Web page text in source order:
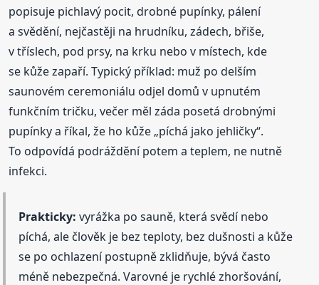
popisuje pichlavý pocit, drobné pupínky, pálení
a svědění, nejčastěji na hrudníku, zádech, břiše,
v tříslech, pod prsy, na krku nebo v místech, kde
se kůže zapaří. Typický příklad: muž po delším
saunovém ceremoniálu odjel domů v upnutém
funkčním tričku, večer měl záda posetá drobnými
pupínky a říkal, že ho kůže „píchá jako jehličky“.
To odpovídá podráždění potem a teplem, ne nutně
infekci.
Prakticky: vyrážka po sauně, která svědí nebo
píchá, ale člověk je bez teploty, bez dušnosti a kůže
se po ochlazení postupně zklidňuje, bývá často
méně nebezpečná. Varovné je rychlé zhoršování,